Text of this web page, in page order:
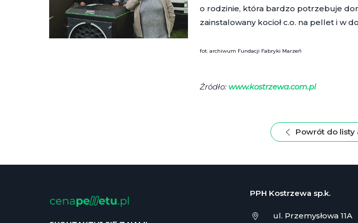
o rodzinie, która bardzo potrzebuje
zainstalowany kocioł c.o. na pellet i w
fot. archiwum Fundacji Fabryki Marzeń
Źródło: www.kostrzewa.com.pl
Powrót do listy
PPH Kostrzewa sp.k.
ul. Przemysłowa 11A